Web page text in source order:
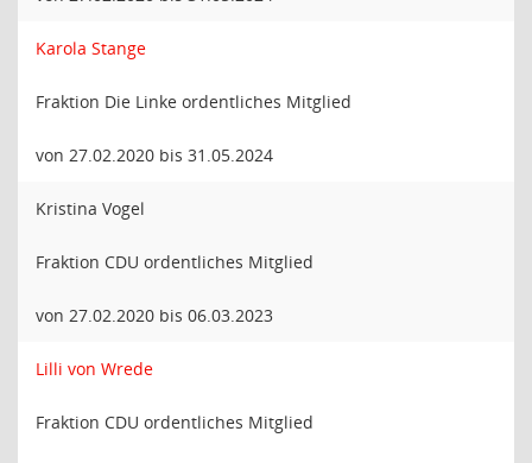
Karola Stange
Fraktion Die Linke ordentliches Mitglied
von 27.02.2020 bis 31.05.2024
Kristina Vogel
Fraktion CDU ordentliches Mitglied
von 27.02.2020 bis 06.03.2023
Lilli von Wrede
Fraktion CDU ordentliches Mitglied